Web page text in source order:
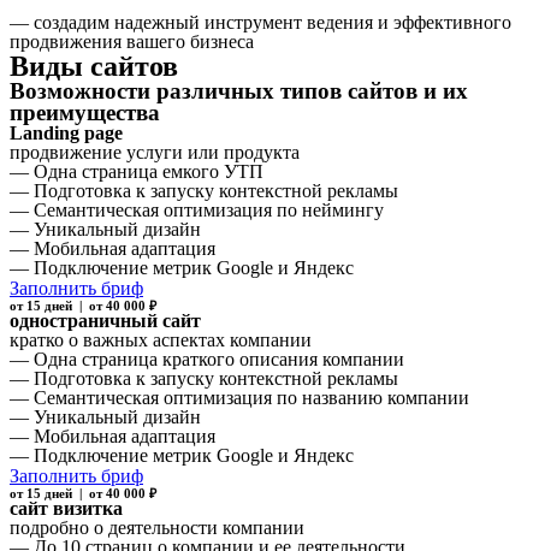
— создадим надежный инструмент ведения и эффективного
продвижения вашего бизнеса
Виды сайтов
Возможности различных типов сайтов и их
преимущества
Landing page
продвижение услуги или продукта
— Одна страница емкого УТП
— Подготовка к запуску контекстной рекламы
— Семантическая оптимизация по неймингу
— Уникальный дизайн
— Мобильная адаптация
— Подключение метрик Google и Яндекс
Заполнить бриф
от 15 дней | от 40 000 ₽
одностраничный сайт
кратко о важных аспектах компании
— Одна страница краткого описания компании
— Подготовка к запуску контекстной рекламы
— Семантическая оптимизация по названию компании
— Уникальный дизайн
— Мобильная адаптация
— Подключение метрик Google и Яндекс
Заполнить бриф
от 15 дней | от 40 000 ₽
сайт визитка
подробно о деятельности компании